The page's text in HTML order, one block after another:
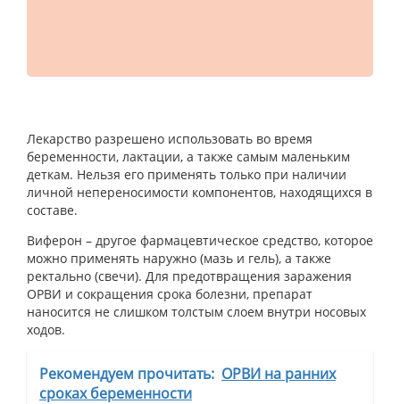
Лекарство разрешено использовать во время
беременности, лактации, а также самым маленьким
деткам. Нельзя его применять только при наличии
личной непереносимости компонентов, находящихся в
составе.
Виферон – другое фармацевтическое средство, которое
можно применять наружно (мазь и гель), а также
ректально (свечи). Для предотвращения заражения
ОРВИ и сокращения срока болезни, препарат
наносится не слишком толстым слоем внутри носовых
ходов.
Рекомендуем прочитать: ОРВИ на ранних
сроках беременности